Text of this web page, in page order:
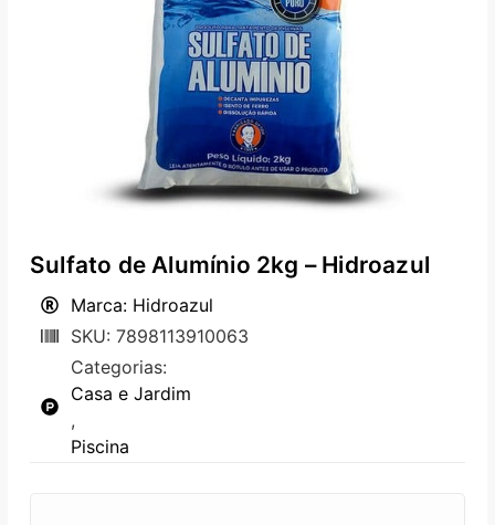
Sulfato de Alumínio 2kg – Hidroazul
Marca: Hidroazul
SKU: 7898113910063
Categorias:
Casa e Jardim
Piscina